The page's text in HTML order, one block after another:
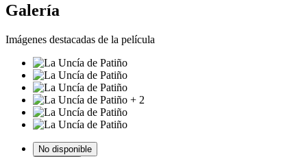
Galería
Imágenes destacadas de la película
+ 2
No disponible